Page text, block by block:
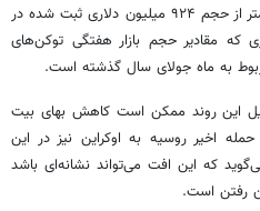
دلار است. این مقدار حدوداً پنج برابر کمتر از حجم ۹۲۴ میلیون دلاری ثبت شده در
که مقادیر حجم بازار هفتگی توکن‌های
به ماه جولای سال گذشته است.
این روند ممکن است کاهش بهای بیت
اخیر روسیه به اوکراین نیز در این
که این افت می‌تواند نشانه‌ای باشد